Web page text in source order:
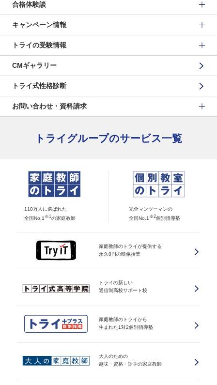
合格体験談
キャンペーン情報
トライの受験情報
CMギャラリー
トライ式性格診断
お問い合わせ・資料請求
トライグループのサービス一覧
110万人に選ばれた
全国No.1 ※1 の家庭教師
完全マンツーマンの
全国No.1 ※2個別指導塾
家庭教師のトライが提供する
永久0円の映像授業
トライの新しい
通信制高校サポート校
家庭教師のトライから
生まれた1対2個別指導塾
大人のための
趣味・資格・語学の家庭教師